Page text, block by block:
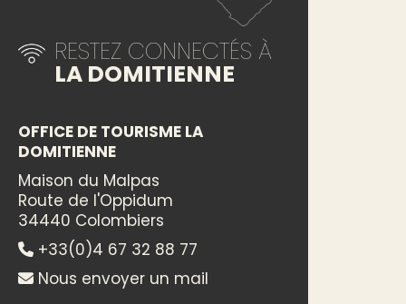
RESTEZ CONNECTÉS À
LA DOMITIENNE
OFFICE DE TOURISME LA
DOMITIENNE
Maison du Malpas
Route de l'Oppidum
34440 Colombiers
+33(0)4 67 32 88 77
Nous envoyer un mail